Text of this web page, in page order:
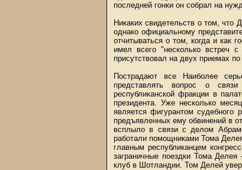
последней гонки он собрал на
Никаких свидетельств о том,
однако официальному
отчитываться о том, когда и
имел всего "несколько встреч
присутствовал на двух приемах
Пострадают все Наиболее
представлять вопрос о
республиканской фракции в
президента. Уже несколько
является фигурантом судебного
предъявленных ему обвинений в
всплыло в связи с делом
работали помощниками Тома
главным республиканцем
заграничные поездки Тома
клуб в Шотландии. Том Делей